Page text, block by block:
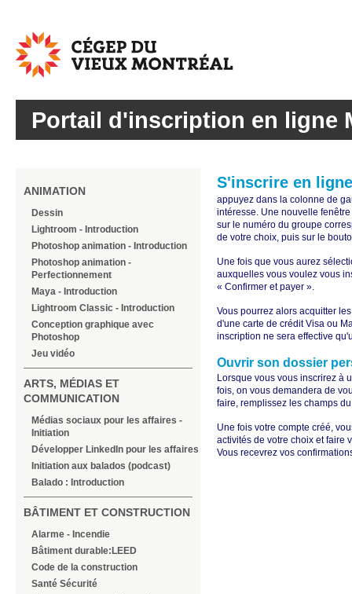
Cégep
du
Vieux
Montréal
Portail d'inscription en ligne
ANIMATION
Dessin
Lightroom - Introduction
Photoshop animation - Introduction
Photoshop animation -
Perfectionnement
Maya - Introduction
Lightroom Classic - Introduction
Conception graphique avec
Photoshop
Jeu vidéo
ARTS, MÉDIAS ET
COMMUNICATION
Médias sociaux pour les affaires -
Initiation
Développer LinkedIn pour les affaires
Initiation aux balados (podcast)
Balado : Introduction
BÂTIMENT ET CONSTRUCTION
Alarme - Incendie
Bâtiment durable:LEED
Code de la construction
Santé Sécurité
S'inscrire en ligne
appuyez dans la colonne de
intéresse. Une nouvelle
sur le numéro du groupe
de votre choix, puis sur le
Une fois que vous aurez
auxquelles vous voulez vous
« Confirmer et payer ».
Vous pourrez alors acquitter
d'une carte de crédit Visa ou
inscription ne sera effective
Ouvrir son dossier
Lorsque vous vous inscrirez à
fois, on vous demandera de
faire, remplissez les champs
Une fois votre compte créé,
activités de votre choix et faire
Vous recevrez vos